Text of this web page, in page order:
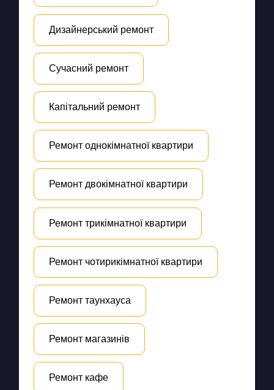
Дизайнерський ремонт
Сучасний ремонт
Капітальний ремонт
Ремонт однокімнатної квартири
Ремонт двокімнатної квартири
Ремонт трикімнатної квартири
Ремонт чотирикімнатної квартири
Ремонт таунхауса
Ремонт магазинів
Ремонт кафе